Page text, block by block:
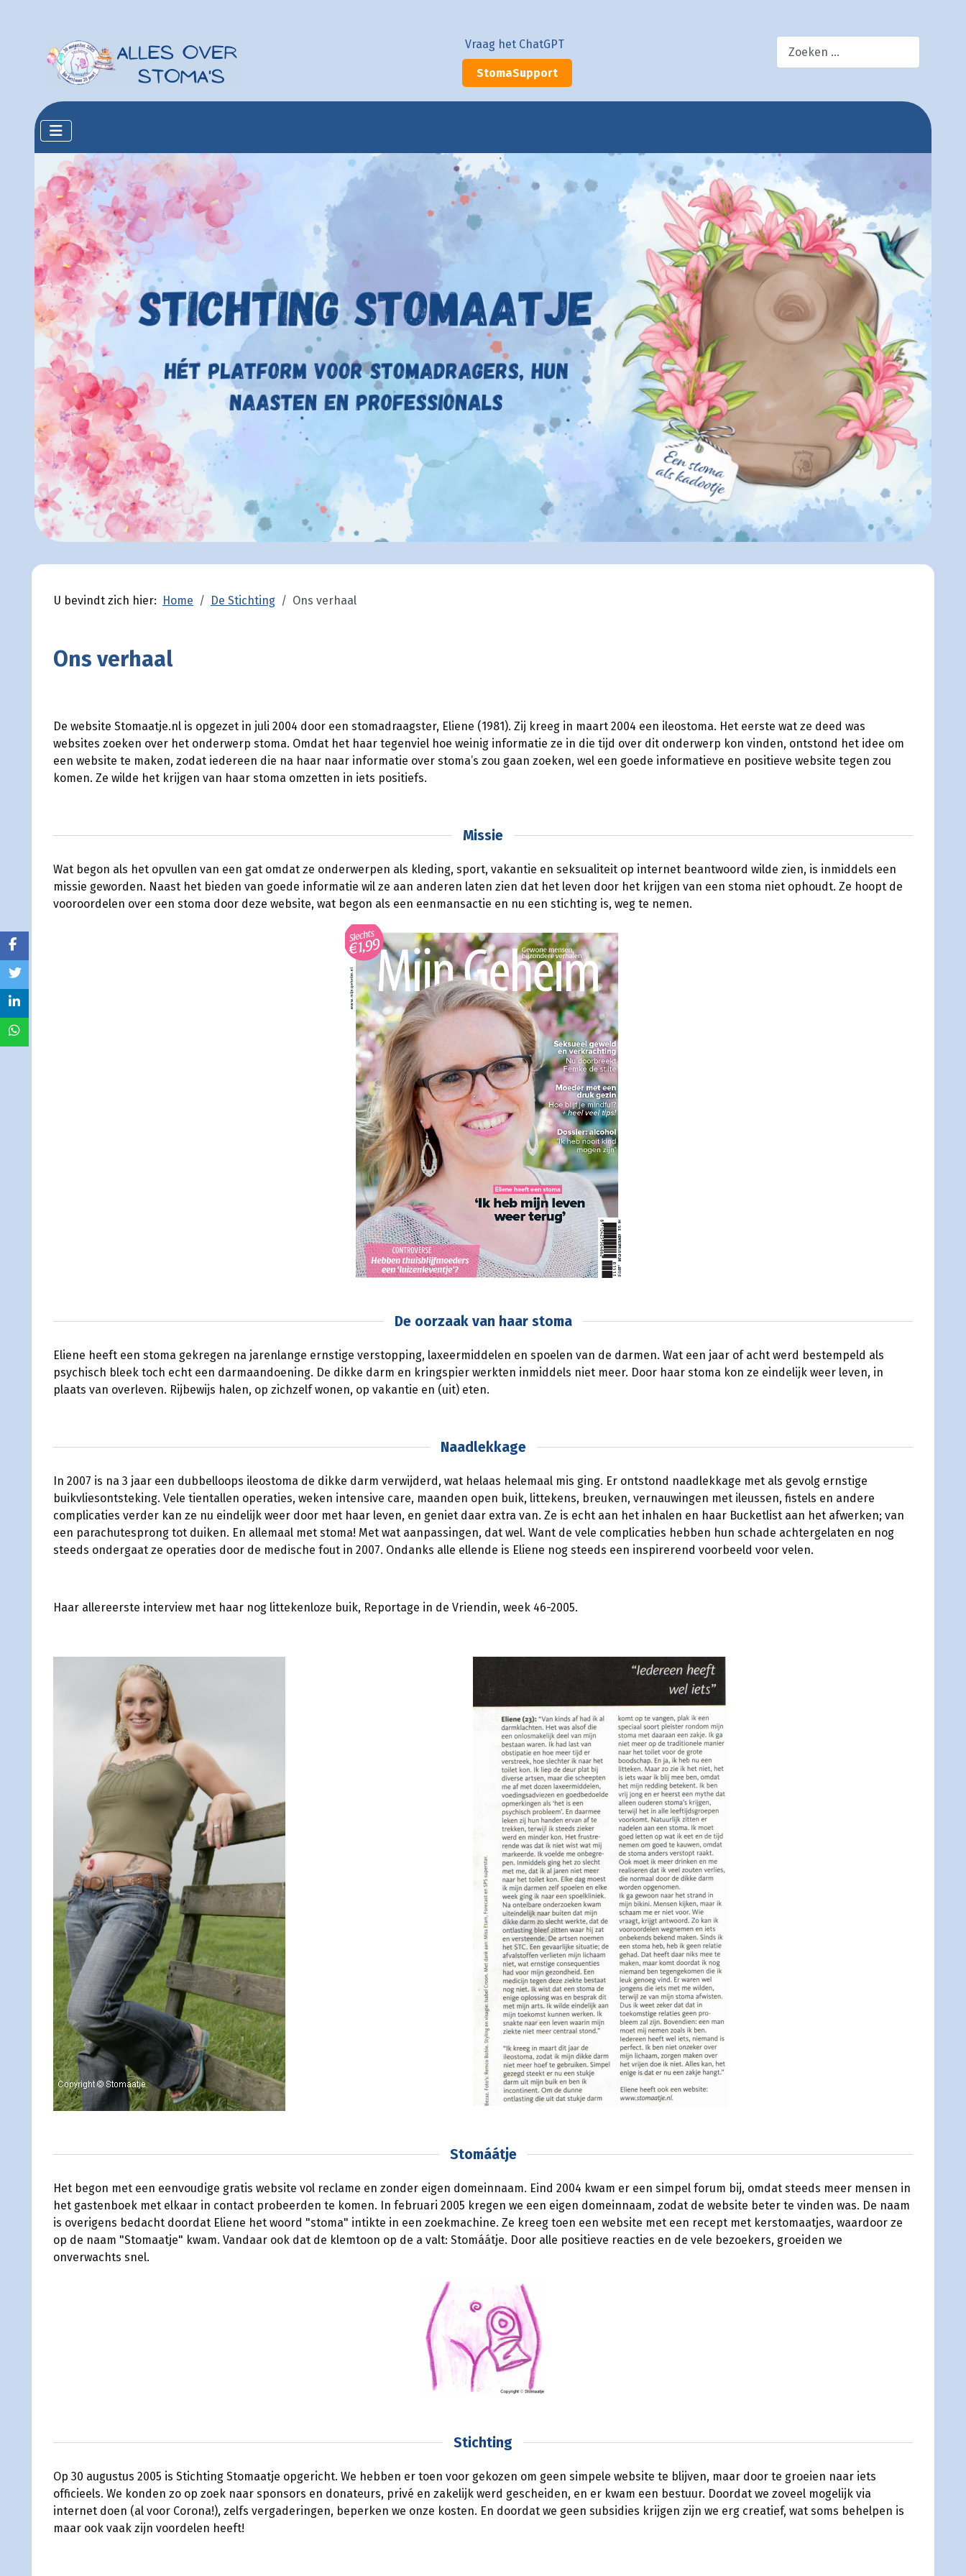
Vraag het ChatGPT
StomaSupport
U bevindt zich hier: Home De Stichting Ons verhaal
Ons verhaal
De website Stomaatje.nl is opgezet in juli 2004 door een stomadraagster, Eliene (1981). Zij kreeg in maart 2004 een ileostoma. Het eerste wat ze deed was
websites zoeken over het onderwerp stoma. Omdat het haar tegenviel hoe weinig informatie ze in die tijd over dit onderwerp kon vinden, ontstond het idee om
een website te maken, zodat iedereen die na haar naar informatie over stoma’s zou gaan zoeken, wel een goede informatieve en positieve website tegen zou
komen. Ze wilde het krijgen van haar stoma omzetten in iets positiefs.
Missie
Wat begon als het opvullen van een gat omdat ze onderwerpen als kleding, sport, vakantie en seksualiteit op internet beantwoord wilde zien, is inmiddels een
missie geworden. Naast het bieden van goede informatie wil ze aan anderen laten zien dat het leven door het krijgen van een stoma niet ophoudt. Ze hoopt de
vooroordelen over een stoma door deze website, wat begon als een eenmansactie en nu een stichting is, weg te nemen.
De oorzaak van haar stoma
Eliene heeft een stoma gekregen na jarenlange ernstige verstopping, laxeermiddelen en spoelen van de darmen. Wat een jaar of acht werd bestempeld als
psychisch bleek toch echt een darmaandoening. De dikke darm en kringspier werkten inmiddels niet meer. Door haar stoma kon ze eindelijk weer leven, in
plaats van overleven. Rijbewijs halen, op zichzelf wonen, op vakantie en (uit) eten.
Naadlekkage
In 2007 is na 3 jaar een dubbelloops ileostoma de dikke darm verwijderd, wat helaas helemaal mis ging. Er ontstond naadlekkage met als gevolg ernstige
buikvliesontsteking. Vele tientallen operaties, weken intensive care, maanden open buik, littekens, breuken, vernauwingen met ileussen, fistels en andere
complicaties verder kan ze nu eindelijk weer door met haar leven, en geniet daar extra van. Ze is echt aan het inhalen en haar Bucketlist aan het afwerken; van
een parachutesprong tot duiken. En allemaal met stoma! Met wat aanpassingen, dat wel. Want de vele complicaties hebben hun schade achtergelaten en nog
steeds ondergaat ze operaties door de medische fout in 2007. Ondanks alle ellende is Eliene nog steeds een inspirerend voorbeeld voor velen.
Haar allereerste interview met haar nog littekenloze buik, Reportage in de Vriendin, week 46-2005.
Stomáátje
Het begon met een eenvoudige gratis website vol reclame en zonder eigen domeinnaam. Eind 2004 kwam er een simpel forum bij, omdat steeds meer mensen in
het gastenboek met elkaar in contact probeerden te komen. In februari 2005 kregen we een eigen domeinnaam, zodat de website beter te vinden was. De naam
is overigens bedacht doordat Eliene het woord "stoma" intikte in een zoekmachine. Ze kreeg toen een website met een recept met kerstomaatjes, waardoor ze
op de naam "Stomaatje" kwam. Vandaar ook dat de klemtoon op de a valt: Stomáátje. Door alle positieve reacties en de vele bezoekers, groeiden we
onverwachts snel.
Stichting
Op 30 augustus 2005 is Stichting Stomaatje opgericht. We hebben er toen voor gekozen om geen simpele website te blijven, maar door te groeien naar iets
officieels. We konden zo op zoek naar sponsors en donateurs, privé en zakelijk werd gescheiden, en er kwam een bestuur. Doordat we zoveel mogelijk via
internet doen (al voor Corona!), zelfs vergaderingen, beperken we onze kosten. En doordat we geen subsidies krijgen zijn we erg creatief, wat soms behelpen is
maar ook vaak zijn voordelen heeft!